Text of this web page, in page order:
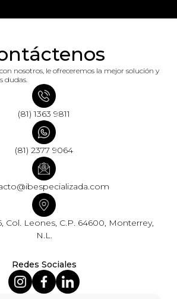
nosotros, le ofreceremos la mejor solución y
dudas.
(81) 1363 9811
(81) 2377 9064
Col. Leones, C.P. 64600, Monterrey,
N.L.
Redes Sociales